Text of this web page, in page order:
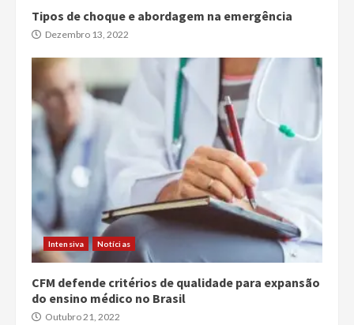
Tipos de choque e abordagem na emergência
Dezembro 13, 2022
Intensiva Notícias
CFM defende critérios de qualidade para expansão
do ensino médico no Brasil
Outubro 21, 2022